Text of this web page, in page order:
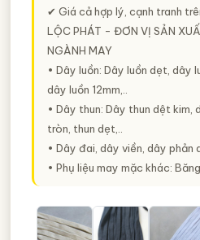
✔ Giá cả hợp lý, cạnh tranh
LỘC PHÁT - ĐƠN VỊ SẢN
NGÀNH MAY
• Dây luồn: Dây luồn dẹt, dây
dây luồn 12mm,..
• Dây thun: Dây thun dệt kim,
tròn, thun dẹt,..
• Dây đai, dây viền, dây phản
• Phụ liệu may mặc khác: